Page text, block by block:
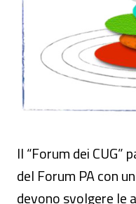
Il “Forum dei CUG”
del Forum PA con
devono svolgere le